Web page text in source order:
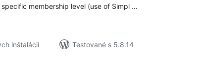
membership level (use of Simpl …
inštalácií
Testované s 5.8.14